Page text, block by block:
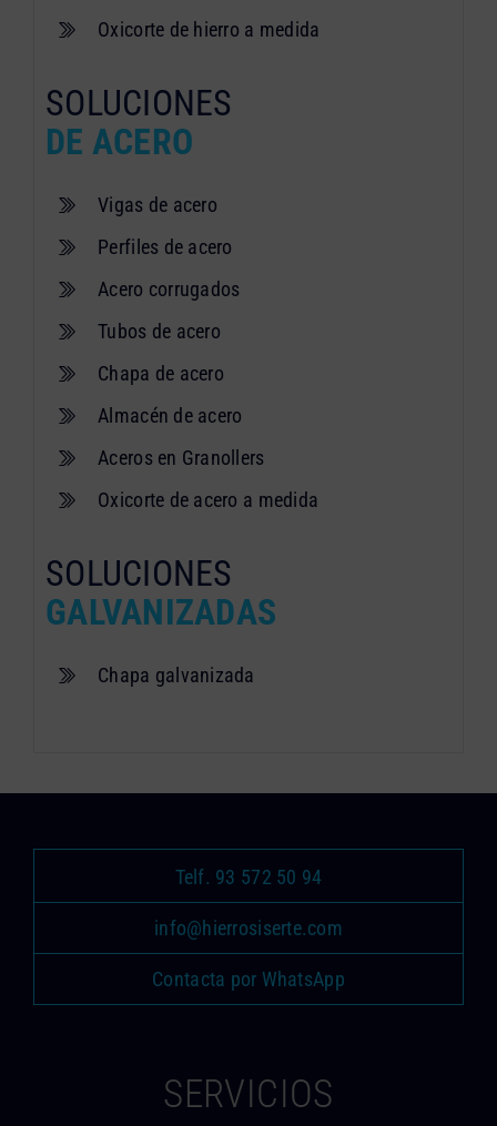
Oxicorte de hierro a medida
SOLUCIONES
DE ACERO
Vigas de acero
Perfiles de acero
Acero corrugados
Tubos de acero
Chapa de acero
Almacén de acero
Aceros en Granollers
Oxicorte de acero a medida
SOLUCIONES
GALVANIZADAS
Chapa galvanizada
Telf. 93 572 50 94
info@hierrosiserte.com
Contacta por WhatsApp
SERVICIOS